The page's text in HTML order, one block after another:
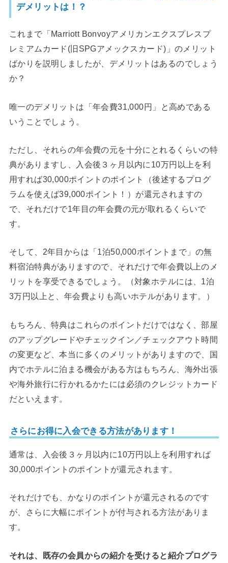
デメリットは！？
これまで「Marriott Bonvoyアメリカンエクスプレスプ
レミアムカード(旧SPGアメックスカード)」のメリット
ばかりを説明しましたが、デメリットはあるのでしょう
か？
唯一のデメリットは「年会費31,000円」と高めである
いうことでしょう。
ただし、それらの年会費の元を十分にとれるくらいの特
典がありますし、入会後３ヶ月以内に10万円以上を利
用すれば30,000ポイントのポイント（後述するプログ
ラムを使えば39,000ポイント！）が還元されますの
で、それだけで1年目の年会費の元が取れるくらいで
す。
そして、2年目からは「1泊50,000ポイントまで」の無
料宿泊特典がありますので、それだけで年会費以上のメ
リットを享受できるでしょう。（対象ホテルには、1泊
3万円以上と、年会費よりも高いホテルがあります。）
もちろん、特典はこれらのポイントだけではなく、部屋
のアップグレードやチェックイン／チェックアウト時間
の変更など、本当に多くのメリットがありますので、国
内でホテルに泊まる機会がある方はもちろん、海外出張
や海外旅行に行かれるかたには必須のクレジットカード
だといえます。
さらにお得に入会できる方法があります！
通常は、入会後３ヶ月以内に10万円以上を利用すれば
30,000ポイントのポイントが還元されます。
それだけでも、かなりのポイントが還元されるのです
が、さらに大幅にポイントが付与される方法がありま
す。
それは、既存の会員からの紹介を受けると紹介プログラ